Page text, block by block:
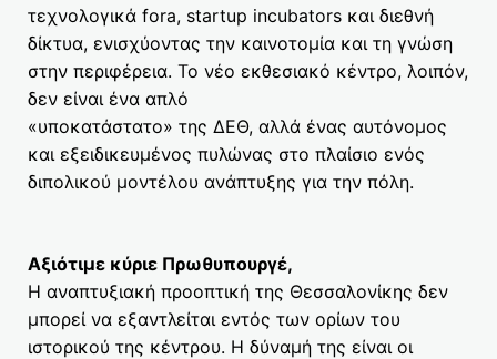
τεχνολογικά fora, startup incubators και διεθνή
δίκτυα, ενισχύοντας την καινοτομία και τη γνώση
στην περιφέρεια. Το νέο εκθεσιακό κέντρο, λοιπόν,
δεν είναι ένα απλό
«υποκατάστατο» της ΔΕΘ, αλλά ένας αυτόνομος
και εξειδικευμένος πυλώνας στο πλαίσιο ενός
διπολικού μοντέλου ανάπτυξης για την πόλη.
Αξιότιμε κύριε Πρωθυπουργέ,
Η αναπτυξιακή προοπτική της Θεσσαλονίκης δεν
μπορεί να εξαντλείται εντός των ορίων του
ιστορικού της κέντρου. Η δύναμή της είναι οι